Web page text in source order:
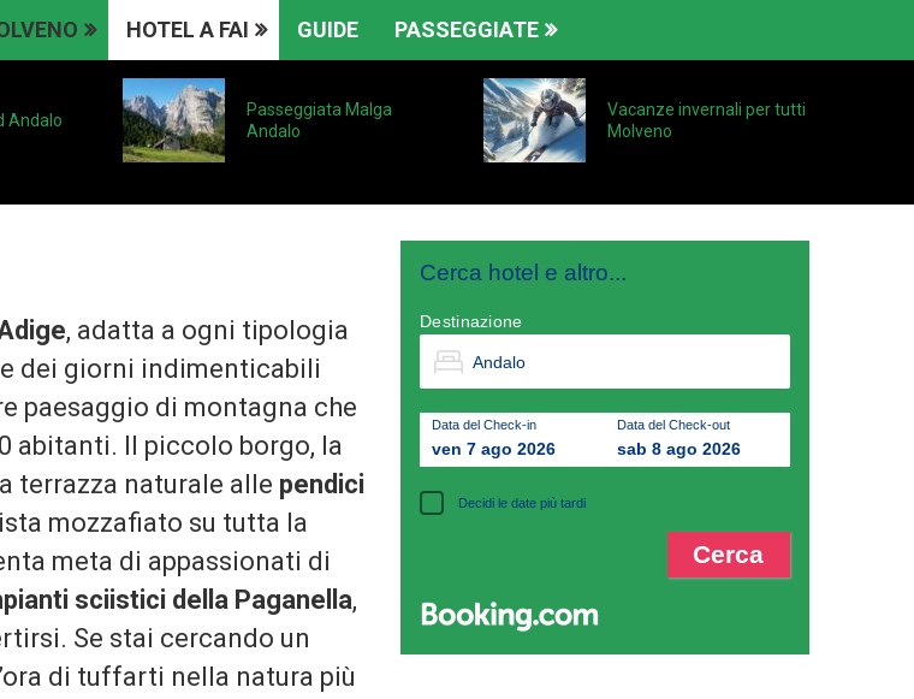
HOTEL A FAI GUIDE PASSEGGIATE
Andalo
Passeggiata Malga
Andalo
Vacanze invernali per tutti
Molveno
, adatta a ogni tipologia
dei giorni indimenticabili
paesaggio di montagna che
abitanti. Il piccolo borgo, la
terrazza naturale alle pendici
mozzafiato su tutta la
meta di appassionati di
sciistici della Paganella,
Se stai cercando un
di tuffarti nella natura più
Cerca hotel e altro...
Destinazione
Data del Check-in
ven 7 ago 2026
Data del Check-out
sab 8 ago 2026
Decidi le date più tardi